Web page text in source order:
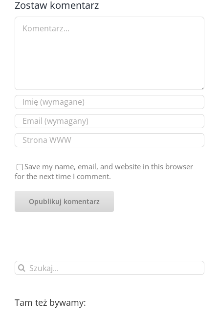
Zostaw komentarz
Comment
Save my name, email, and website in this browser
for the next time I comment.
Szukaj
Tam też bywamy: